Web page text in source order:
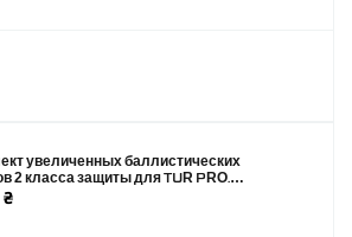
увеличенных баллистических
2 класса защиты для TUR PRO.
190 х 340 мм
₴